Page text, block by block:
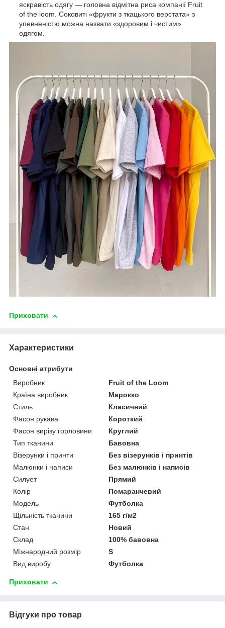
яскравість одягу — головна відмітна риса компанії Fruit
of the loom. Соковиті «фрукти з ткацького верстата» з
упевненістю можна назвати «здоровим і чистим»
одягом.
Приховати
Характеристики
Основні атрибути
Виробник
Fruit of the Loom
Країна виробник
Марокко
Стиль
Класичний
Фасон рукава
Короткий
Фасон вирізу горловини
Круглий
Тип тканини
Бавовна
Візерунки і принти
Без візерунків і принтів
Малюнки і написи
Без малюнків і написів
Силует
Прямий
Колір
Помаранчевий
Модель
Футболка
Щільність тканини
165 г/м2
Стан
Новий
Склад
100% бавовна
Міжнародний розмір
S
Вид виробу
Футболка
Приховати
Відгуки про товар